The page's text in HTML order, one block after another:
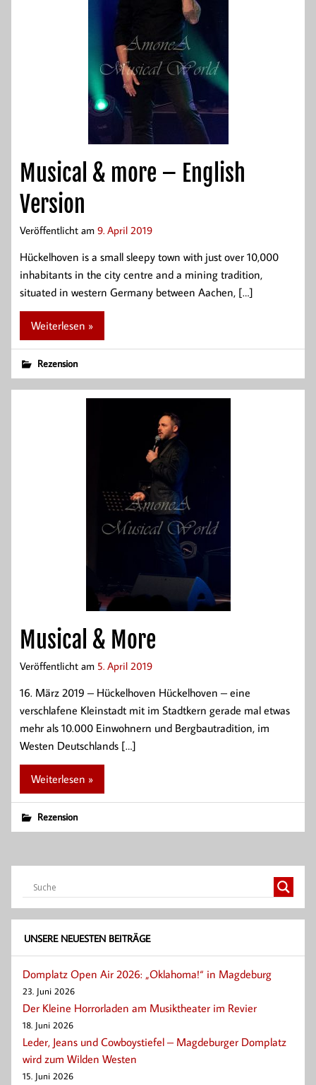
Musical & more – English
Version
Veröffentlicht am 9. April 2019
Hückelhoven is a small sleepy town with just over 10,000
inhabitants in the city centre and a mining tradition,
situated in western Germany between Aachen, […]
Weiterlesen »
Rezension
Musical & More
Veröffentlicht am 5. April 2019
16. März 2019 – Hückelhoven Hückelhoven – eine
verschlafene Kleinstadt mit im Stadtkern gerade mal etwas
mehr als 10.000 Einwohnern und Bergbautradition, im
Westen Deutschlands […]
Weiterlesen »
Rezension
UNSERE NEUESTEN BEITRÄGE
Domplatz Open Air 2026: „Oklahoma!“ in Magdeburg
23. Juni 2026
Der Kleine Horrorladen am Musiktheater im Revier
18. Juni 2026
Leder, Jeans und Cowboystiefel – Magdeburger Domplatz
wird zum Wilden Westen
15. Juni 2026